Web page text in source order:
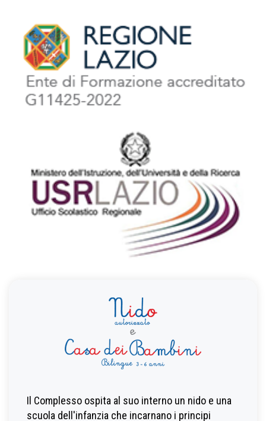
Il Complesso ospita al suo interno un nido e una
scuola dell'infanzia che incarnano i principi